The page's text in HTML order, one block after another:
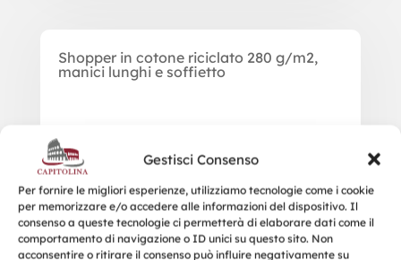
Gestisci Consenso
Per fornire le migliori esperienze, utilizziamo tecnologie come i cookie
per memorizzare e/o accedere alle informazioni del dispositivo. Il
consenso a queste tecnologie ci permetterà di elaborare dati come il
comportamento di navigazione o ID unici su questo sito. Non
acconsentire o ritirare il consenso può influire negativamente su
Shopper in cotone riciclato 280 g/m2,
manici lunghi e soffietto